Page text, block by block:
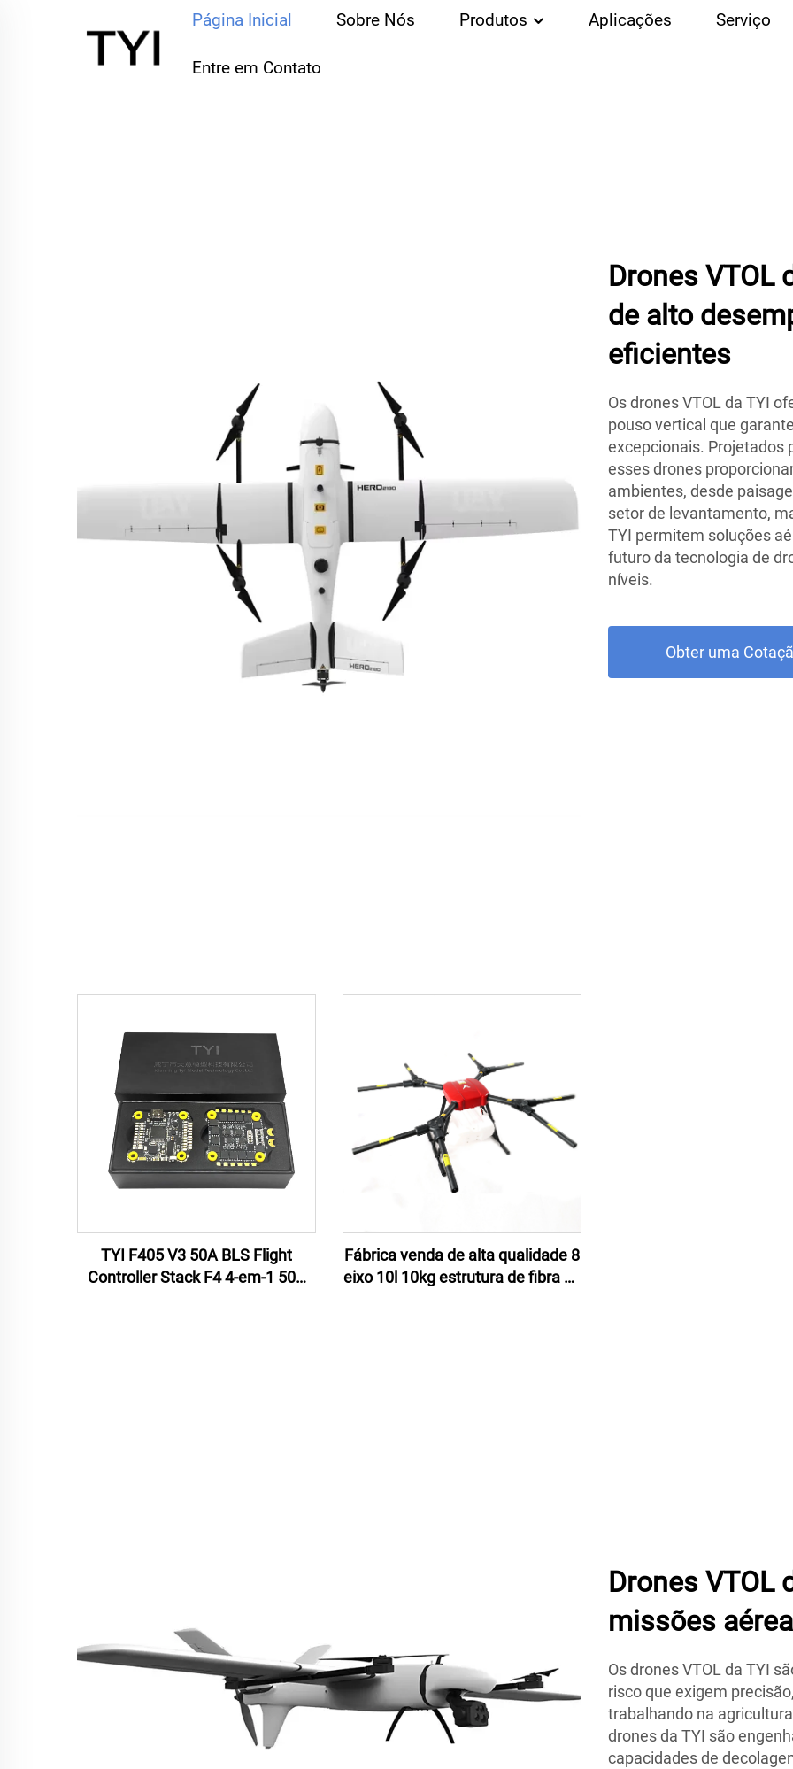
Página Inicial Sobre Nós Produtos Aplicações Serviço
Entre em Contato
Drones VTOL
de alto
eficientes
Os drones VTOL da TYI
pouso vertical que
excepcionais. Projetados
esses drones
ambientes, desde
setor de levantamento,
TYI permitem soluções
futuro da tecnologia de
níveis.
Obter uma
TYI F405 V3 50A BLS Flight
Controller Stack F4 4-em-1 50A
Fábrica venda de alta qualidade 8
eixo 10l 10kg estrutura de fibra de
Drones VTOL
missões
Os drones VTOL da TYI
risco que exigem
trabalhando na
drones da TYI são
capacidades de